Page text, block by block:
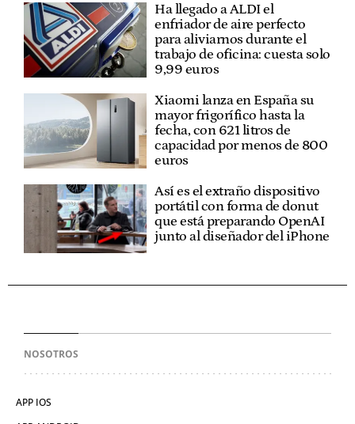
Ha llegado a ALDI el
enfriador de aire perfecto
para aliviarnos durante el
trabajo de oficina: cuesta solo
9,99 euros
Xiaomi lanza en España su
mayor frigorífico hasta la
fecha, con 621 litros de
capacidad por menos de 800
euros
Así es el extraño dispositivo
portátil con forma de donut
que está preparando OpenAI
junto al diseñador del iPhone
NOSOTROS
APP IOS